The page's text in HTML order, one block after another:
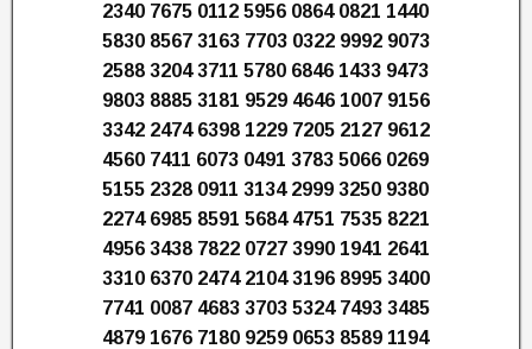
2340 7675 0112 5956 0864 0821 1440
5830 8567 3163 7703 0322 9992 9073
2588 3204 3711 5780 6846 1433 9473
9803 8885 3181 9529 4646 1007 9156
3342 2474 6398 1229 7205 2127 9612
4560 7411 6073 0491 3783 5066 0269
5155 2328 0911 3134 2999 3250 9380
2274 6985 8591 5684 4751 7535 8221
4956 3438 7822 0727 3990 1941 2641
3310 6370 2474 2104 3196 8995 3400
7741 0087 4683 3703 5324 7493 3485
4879 1676 7180 9259 0653 8589 1194